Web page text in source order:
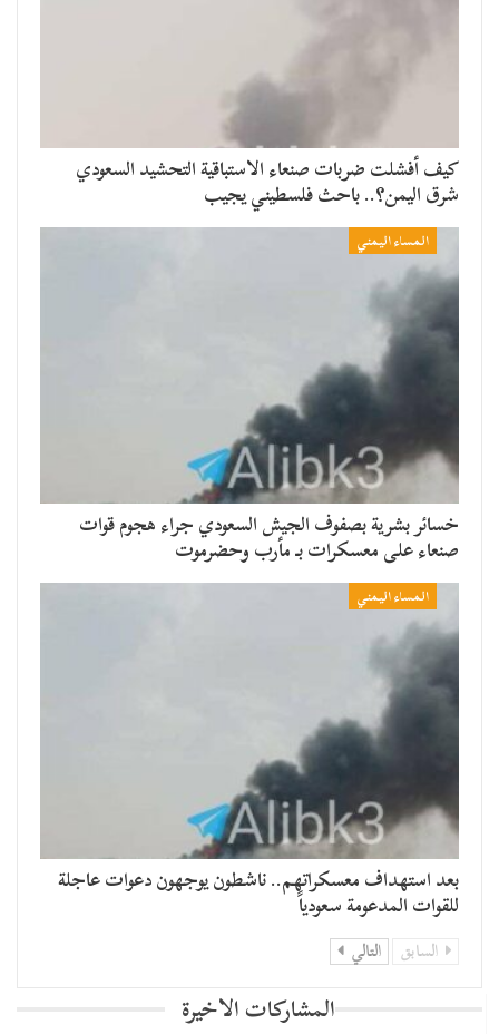
​كيف أفشلت ضربات صنعاء الاستباقية التحشيد السعودي
شرق اليمن؟.. باحث فلسطيني يجيب
المساء اليمني
خسائر بشرية بصفوف الجيش السعودي جراء هجوم قوات
صنعاء على معسكرات بـ مأرب وحضرموت
المساء اليمني
بعد استهداف معسكراتهم.. ناشطون يوجهون دعوات عاجلة
للقوات المدعومة سعودياً
السابق التالي
المشاركات الاخيرة